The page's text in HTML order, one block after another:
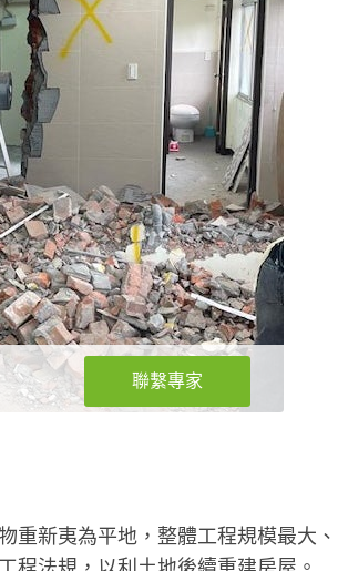
聯繫專家
重新夷為平地，整體工程規模最大、